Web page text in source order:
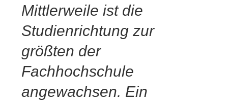
Mittlerweile ist die
Studienrichtung zur
größten der
Fachhochschule
angewachsen. Ein